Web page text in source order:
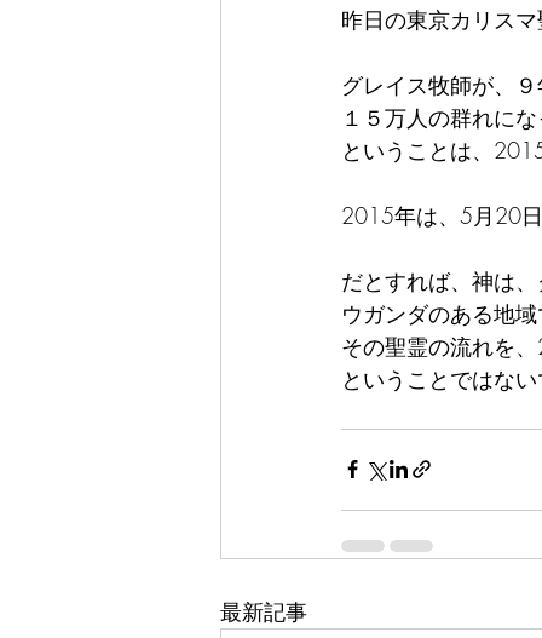
昨日の東京カリス
グレイス牧師が、
１５万人の群れに
ということは、
2015年は、5月20
だとすれば、神は
ウガンダのある地
その聖霊の流れを
ということではな
最新記事